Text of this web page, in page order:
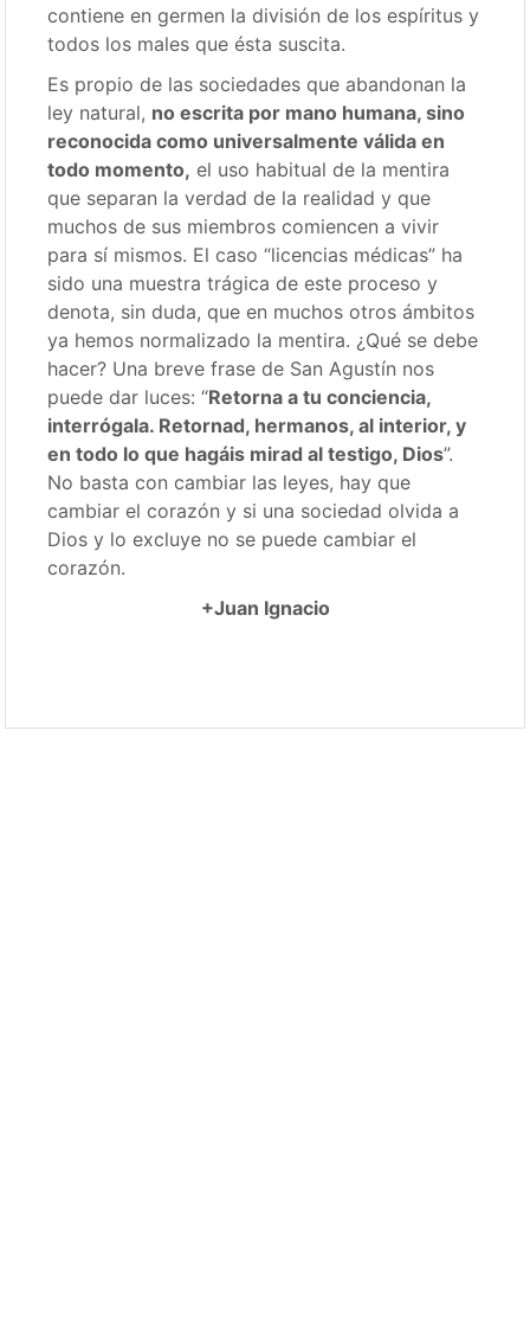
contiene en germen la división de los espíritus y
todos los males que ésta suscita.
Es propio de las sociedades que abandonan la
ley natural, no escrita por mano humana, sino
reconocida como universalmente válida en
todo momento, el uso habitual de la mentira
que separan la verdad de la realidad y que
muchos de sus miembros comiencen a vivir
para sí mismos. El caso “licencias médicas” ha
sido una muestra trágica de este proceso y
denota, sin duda, que en muchos otros ámbitos
ya hemos normalizado la mentira. ¿Qué se debe
hacer? Una breve frase de San Agustín nos
puede dar luces: “Retorna a tu conciencia,
interrógala. Retornad, hermanos, al interior, y
en todo lo que hagáis mirad al testigo, Dios”.
No basta con cambiar las leyes, hay que
cambiar el corazón y si una sociedad olvida a
Dios y lo excluye no se puede cambiar el
corazón.
+Juan Ignacio